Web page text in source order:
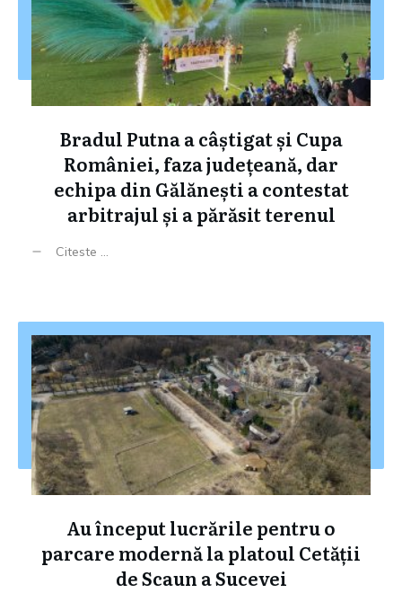
Bradul Putna a câștigat și Cupa
României, faza județeană, dar
echipa din Gălănești a contestat
arbitrajul și a părăsit terenul
Citeste ...
Au început lucrările pentru o
parcare modernă la platoul Cetății
de Scaun a Sucevei